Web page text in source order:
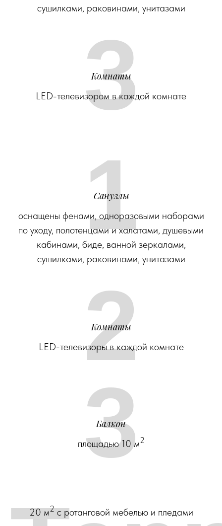
сушилками, раковинами, унитазами
Комнаты
LED-телевизором в каждой комнате
3
Санузлы
оснащены фенами, одноразовыми наборами
по уходу, полотенцами и халатами, душевыми
кабинами, биде, ванной зеркалами,
сушилками, раковинами, унитазами
1
Комнаты
LED-телевизоры в каждой комнате
2
Балкон
площадью 10 м2
3
20 м2с ротанговой мебелью и пледами